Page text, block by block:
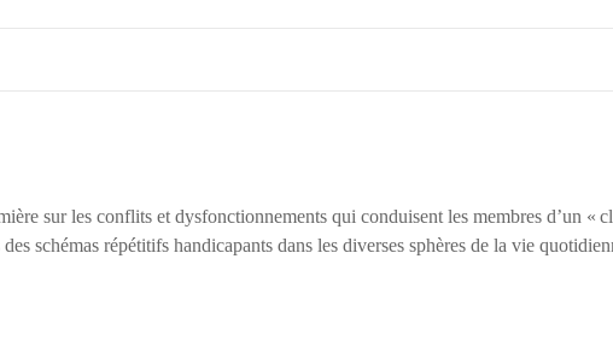
sur les conflits et dysfonctionnements qui conduisent les membres d’un «
schémas répétitifs handicapants dans les diverses sphères de la vie